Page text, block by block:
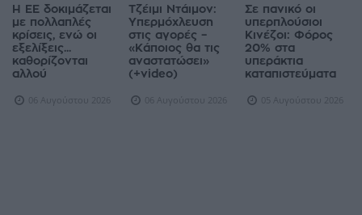
Η ΕΕ δοκιμάζεται
με πολλαπλές
κρίσεις, ενώ οι
εξελίξεις...
καθορίζονται
αλλού
06 Αυγούστου 2026
Τζέιμι Ντάιμον:
Υπερμόχλευση
στις αγορές –
«Κάποιος θα τις
αναστατώσει»
(+video)
06 Αυγούστου 2026
Σε πανικό οι
υπερπλούσιοι
Κινέζοι: Φόρος
20% στα
υπεράκτια
καταπιστεύματα
05 Αυγούστου 2026